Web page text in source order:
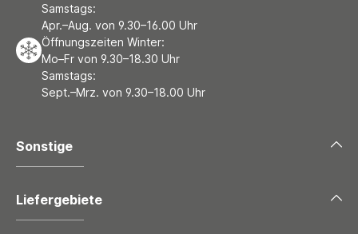
Samstags:
Apr.–Aug. von 9.30–16.00 Uhr
Öffnungszeiten Winter:
Mo–Fr von 9.30–18.30 Uhr
Samstags:
Sept.–Mrz. von 9.30–18.00 Uhr
Sonstige
Liefergebiete